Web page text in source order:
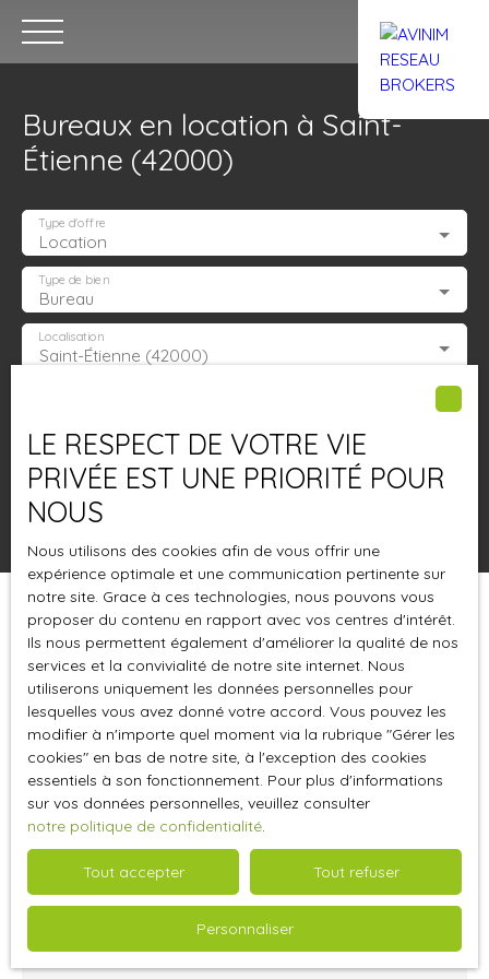
Accueil Acheter Trouver un
Estimation
Bureaux en location à Saint-
Étienne (42000)
Location
Type d'offre
Bureau
Type de bien
Saint-Étienne (42000)
Localisation
Surface min (m²)
Pertinence
Trier par Créer une alerte
LE RESPECT DE VOTRE VIE
PRIVÉE EST UNE PRIORITÉ POUR
NOUS
Nous utilisons des cookies afin de vous offrir une
expérience optimale et une communication pertinente sur
notre site. Grace à ces technologies, nous pouvons vous
proposer du contenu en rapport avec vos centres d'intérêt.
Ils nous permettent également d'améliorer la qualité de nos
services et la convivialité de notre site internet. Nous
utiliserons uniquement les données personnelles pour
lesquelles vous avez donné votre accord. Vous pouvez les
modifier à n'importe quel moment via la rubrique ″Gérer les
cookies″ en bas de notre site, à l'exception des cookies
essentiels à son fonctionnement. Pour plus d'informations
sur vos données personnelles, veuillez consulter
notre politique de confidentialité.
Tout accepter Tout refuser
Personnaliser